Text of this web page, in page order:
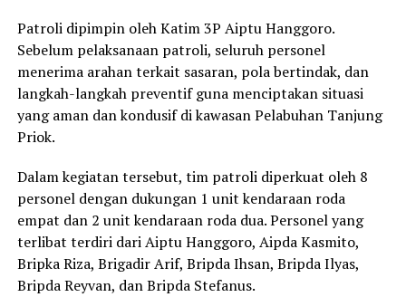
Patroli dipimpin oleh Katim 3P Aiptu Hanggoro.
Sebelum pelaksanaan patroli, seluruh personel
menerima arahan terkait sasaran, pola bertindak, dan
langkah-langkah preventif guna menciptakan situasi
yang aman dan kondusif di kawasan Pelabuhan Tanjung
Priok.
Dalam kegiatan tersebut, tim patroli diperkuat oleh 8
personel dengan dukungan 1 unit kendaraan roda
empat dan 2 unit kendaraan roda dua. Personel yang
terlibat terdiri dari Aiptu Hanggoro, Aipda Kasmito,
Bripka Riza, Brigadir Arif, Bripda Ihsan, Bripda Ilyas,
Bripda Reyvan, dan Bripda Stefanus.